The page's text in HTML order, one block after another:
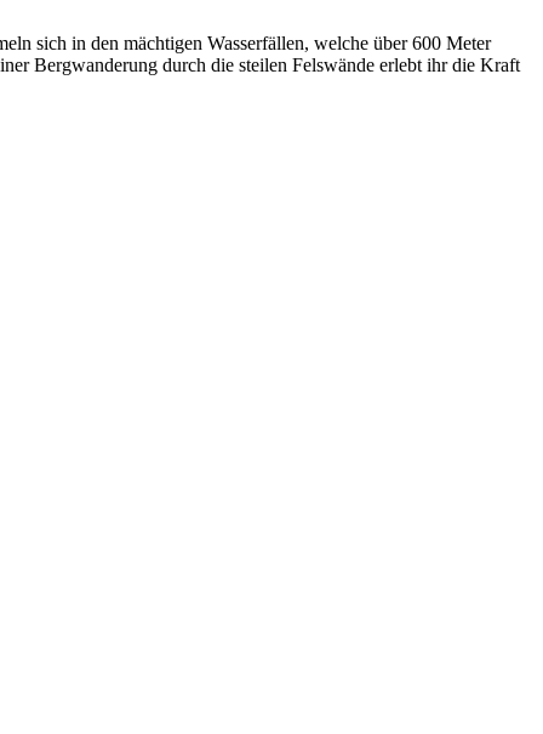
sich in den mächtigen Wasserfällen, welche über 600 Meter
Bergwanderung durch die steilen Felswände erlebt ihr die Kraft